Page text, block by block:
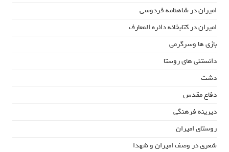
امیران در شاهنامه فردوسی
امیران در کتابخانه دائره المعارف
بازی ها وسرگرمی
دانستنی های روستا
دشت
دفاع مقدس
دیرینه فرهنگی
روستای امیران
شعری در وصف امیران و شهدا